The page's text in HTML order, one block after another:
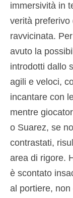
immersività in
verità preferivo
ravvicinata.
avuto la
introdotti dallo
agili e veloci,
incantare con
mentre
o Suarez, se
contrastati,
area di rigore.
è scontato
al portiere, non